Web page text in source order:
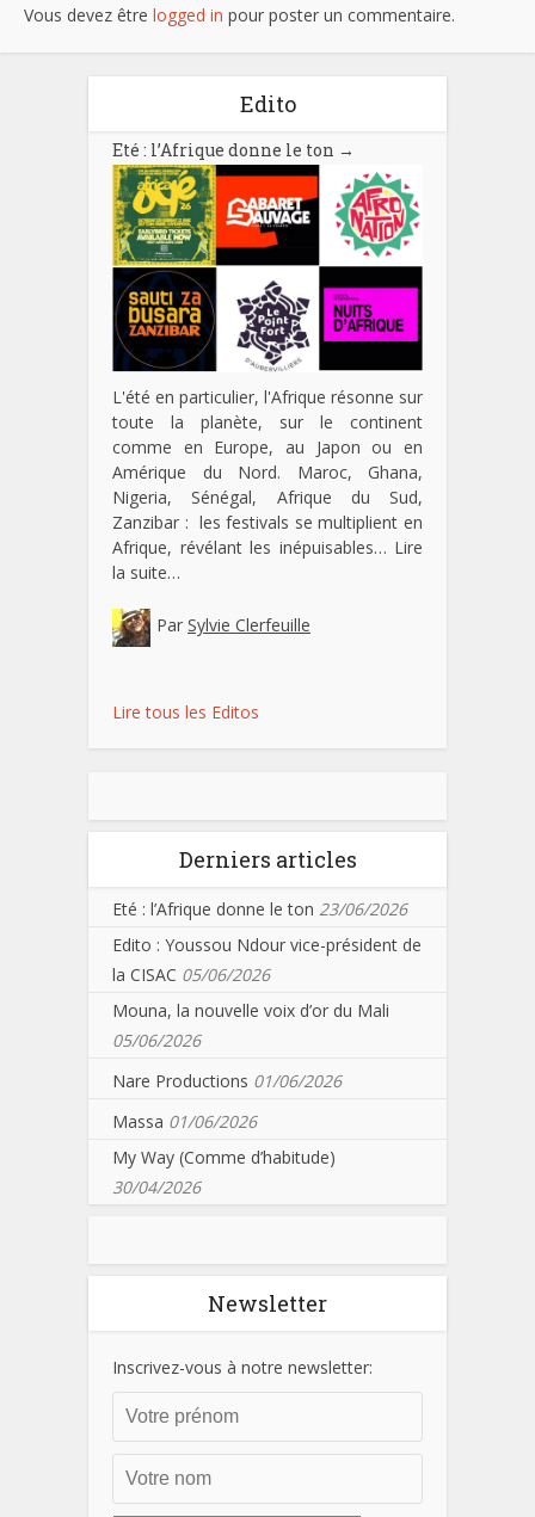
Vous devez être logged in pour poster un commentaire.
Edito
Eté : l’Afrique donne le ton →
L'été en particulier, l'Afrique résonne sur
toute la planète, sur le continent
comme en Europe, au Japon ou en
Amérique du Nord. Maroc, Ghana,
Nigeria, Sénégal, Afrique du Sud,
Zanzibar : les festivals se multiplient en
Afrique, révélant les inépuisables… Lire
la suite…
Par Sylvie Clerfeuille
Lire tous les Editos
Derniers articles
Eté : l’Afrique donne le ton 23/06/2026
Edito : Youssou Ndour vice-président de
la CISAC 05/06/2026
Mouna, la nouvelle voix d’or du Mali
05/06/2026
Nare Productions 01/06/2026
Massa 01/06/2026
My Way (Comme d’habitude)
30/04/2026
Newsletter
Inscrivez-vous à notre newsletter: